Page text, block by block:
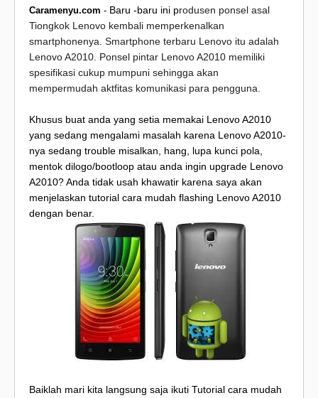
Caramenyu.com - Baru -baru ini produsen ponsel asal
Tiongkok Lenovo kembali memperkenalkan
smartphonenya. Smartphone terbaru Lenovo itu adalah
Lenovo A2010. Ponsel pintar Lenovo A2010 memiliki
spesifikasi cukup mumpuni sehingga akan
mempermudah aktfitas komunikasi para pengguna.
Khusus buat anda yang setia memakai Lenovo A2010
yang sedang mengalami masalah karena Lenovo A2010-
nya sedang trouble misalkan, hang, lupa kunci pola,
mentok dilogo/bootloop atau anda ingin upgrade Lenovo
A2010? Anda tidak usah khawatir karena saya akan
menjelaskan tutorial cara mudah flashing Lenovo A2010
dengan benar.
Baiklah mari kita langsung saja ikuti Tutorial cara mudah